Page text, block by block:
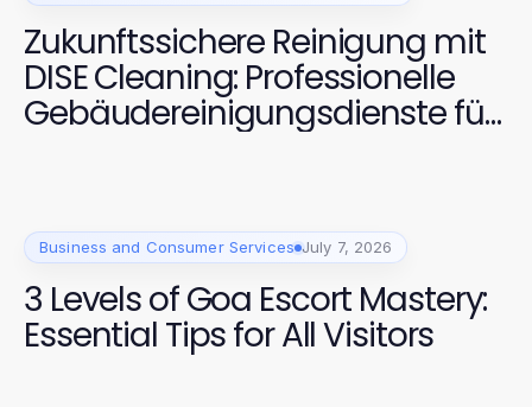
Zukunftssichere Reinigung mit
DISE Cleaning: Professionelle
Gebäudereinigungsdienste für
Business and Consumer Services July 7, 2026
3 Levels of Goa Escort Mastery:
Essential Tips for All Visitors